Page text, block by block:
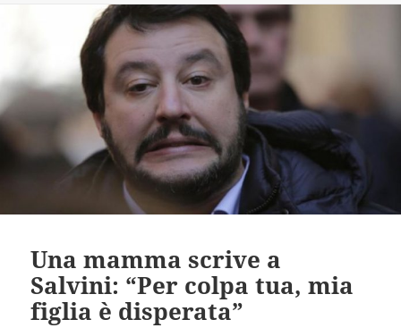
Una mamma scrive a
Salvini: “Per colpa tua, mia
figlia è disperata”